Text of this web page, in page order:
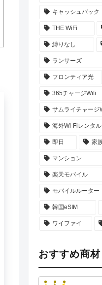
キャッシュバック
THE WiFi
縛りなし
ランサーズ
フロンティア光
365チャージWifi
サムライチャージ
海外Wi-Fiレンタ
即日 家
マンション
楽天モバイル
モバイルルーター
韓国eSIM
ワイファイ
おすすめ商材